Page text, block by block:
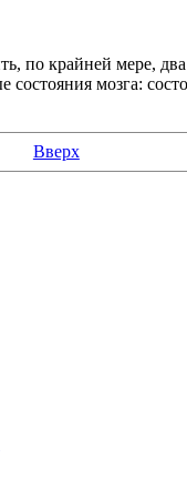
крайней мере, два
мозга:
Вверх